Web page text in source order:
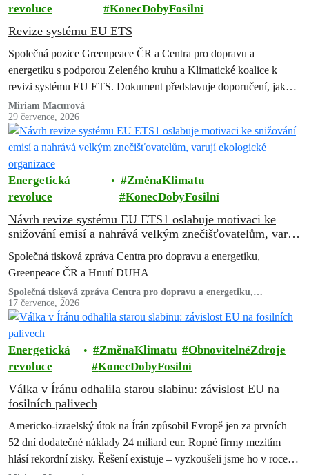
revoluce
KonecDobyFosilní
Revize systému EU ETS
Společná pozice Greenpeace ČR a Centra pro dopravu a
energetiku s podporou Zeleného kruhu a Klimatické koalice k
revizi systému EU ETS. Dokument představuje doporučení, jak
zachovat a posílit systém…
Miriam Macurová
29 července, 2026
Energetická
revoluce
ZměnaKlimatu
KonecDobyFosilní
Návrh revize systému EU ETS1 oslabuje motivaci ke
snižování emisí a nahrává velkým znečišťovatelům, varují
ekologické organizace
Společná tisková zpráva Centra pro dopravu a energetiku,
Greenpeace ČR a Hnutí DUHA
Společná tisková zpráva Centra pro dopravu a energetiku,
Greenpeace ČR a Hnutí DUHA
17 července, 2026
Energetická
revoluce
ZměnaKlimatu
ObnovitelnéZdroje
KonecDobyFosilní
Válka v Íránu odhalila starou slabinu: závislost EU na
fosilních palivech
Americko-izraelský útok na Írán způsobil Evropě jen za prvních
52 dní dodatečné náklady 24 miliard eur. Ropné firmy mezitím
hlásí rekordní zisky. Řešení existuje – vyzkoušeli jsme ho v roce